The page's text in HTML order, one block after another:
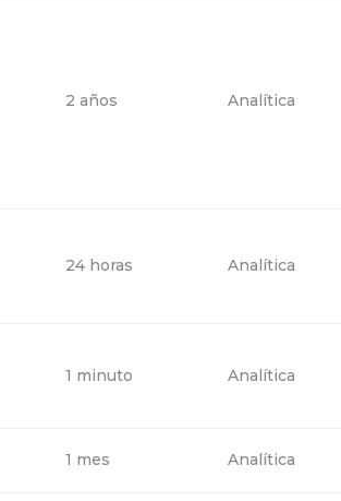
2 años Analítica
24 horas Analítica
1 minuto Analítica
1 mes Analítica